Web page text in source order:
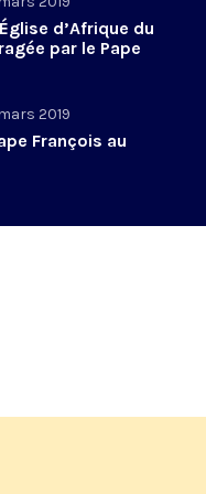
d’Afrique du
par le Pape
2019
François au